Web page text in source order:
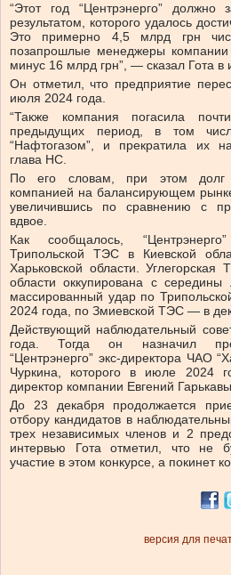
“Этот год “Центрэнерго”
результатом, которого удалось
Это примерно 4,5 млрд грн
позапрошлые менеджеры
минус 16 млрд грн”, — сказал Гота
Он отметил, что предприятие
июля 2024 года.
“Также компания погасила
предыдущих период, в том
“Нафтогазом”, и прекратила их
глава НС.
По его словам, при этом долг
компанией на балансирующем
увеличившись по сравнению с
вдвое.
Как сообщалось,
Трипольской ТЭС в Киевской
Харьковской области.
области оккупирована с
массированный удар по
2024 года, по Змиевской ТЭС — в
Действующий наблюдательный
года. Тогда он назначил
“Центрэнерго” экс-директора ЧАО
Чуркина, которого в июле 2024
директор компании Евгений
До 23 декабря продолжается
отбору кандидатов в
трех независимых членов и 2
интервью Гота отметил, что не
участие в этом конкурсе, а покинет
версия для